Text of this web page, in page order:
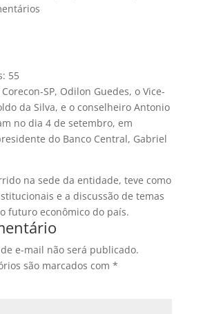
55
SP, Odilon Guedes, o Vice-
da Silva, e o conselheiro Antonio
no dia 4 de setembro, em
do Banco Central, Gabriel
na sede da entidade, teve como
e a discussão de temas
futuro econômico do país.
e-mail não será publicado.
são marcados com *